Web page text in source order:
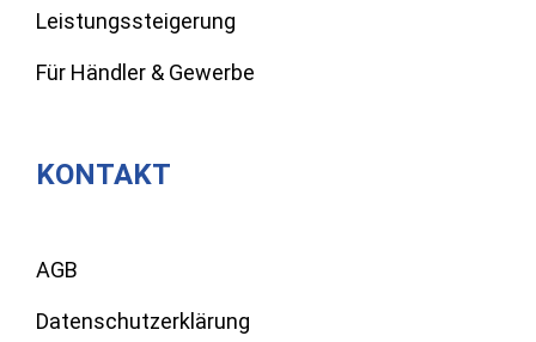
Leistungssteigerung
Für Händler & Gewerbe
KONTAKT
AGB
Datenschutzerklärung